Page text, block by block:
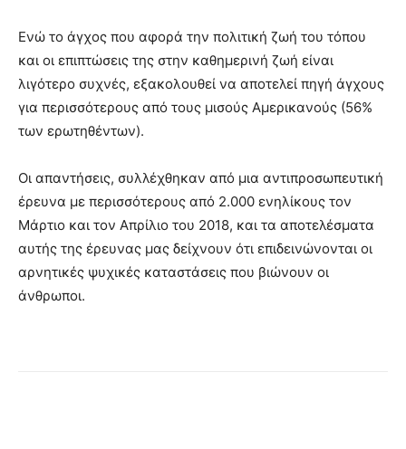
Ενώ το άγχος που αφορά την πολιτική ζωή του τόπου
και οι επιπτώσεις της στην καθημερινή ζωή είναι
λιγότερο συχνές, εξακολουθεί να αποτελεί πηγή άγχους
για περισσότερους από τους μισούς Αμερικανούς (56%
των ερωτηθέντων).
Οι απαντήσεις, συλλέχθηκαν από μια αντιπροσωπευτική
έρευνα με περισσότερους από 2.000 ενηλίκους τον
Μάρτιο και τον Απρίλιο του 2018, και τα αποτελέσματα
αυτής της έρευνας μας δείχνουν ότι επιδεινώνονται οι
αρνητικές ψυχικές καταστάσεις που βιώνουν οι
άνθρωποι.